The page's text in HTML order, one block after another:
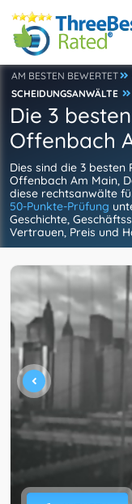
AM BESTEN BEWERTET
SCHEIDUNGSANWÄLTE
Die 3
Offenbach
Dies sind die 3
Offenbach Am Main,
diese rechtsanwälte
50-Punkte-Prüfung
Geschichte,
Vertrauen, Preis und